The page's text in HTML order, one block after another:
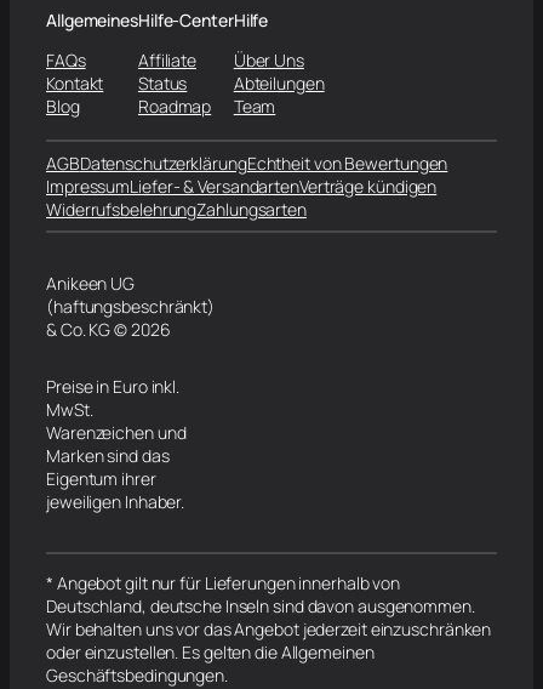
Allgemeines
FAQs
Kontakt
Blog
Hilfe-Center
Affiliate
Status
Roadmap
Hilfe
Über Uns
Abteilungen
Team
AGBDatenschutzerklärungEchtheit von Bewertungen
ImpressumLiefer- & VersandartenVerträge kündigen
WiderrufsbelehrungZahlungsarten
Anikeen UG
(haftungsbeschränkt)
& Co. KG © 2026
Preise in Euro inkl.
MwSt.
Warenzeichen und
Marken sind das
Eigentum ihrer
jeweiligen Inhaber.
* Angebot gilt nur für Lieferungen innerhalb von
Deutschland, deutsche Inseln sind davon ausgenommen.
Wir behalten uns vor das Angebot jederzeit einzuschränken
oder einzustellen. Es gelten die Allgemeinen
Geschäftsbedingungen.